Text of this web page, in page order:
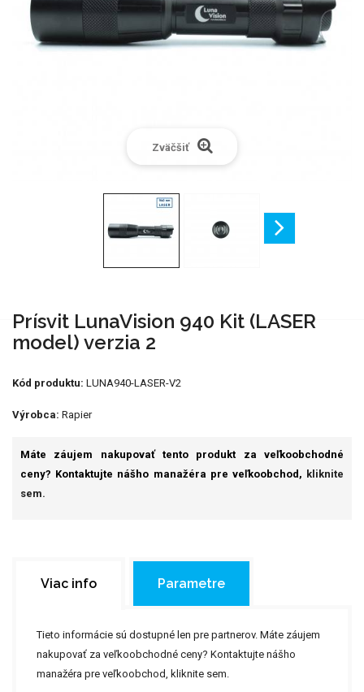
Zväčšiť
Prísvit LunaVision 940 Kit (LASER
model) verzia 2
Kód produktu: LUNA940-LASER-V2
Výrobca: Rapier
Máte záujem nakupovať tento produkt za veľkoobchodné
ceny? Kontaktujte nášho manažéra pre veľkoobchod, kliknite
sem.
Viac info Parametre
Tieto informácie sú dostupné len pre partnerov. Máte záujem
nakupovať za veľkoobchodné ceny? Kontaktujte nášho
manažéra pre veľkoobchod, kliknite sem.